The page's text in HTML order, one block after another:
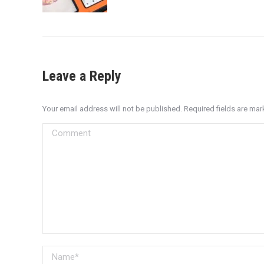
Leave a Reply
Your email address will not be published. Required fields are
Comment
Name *